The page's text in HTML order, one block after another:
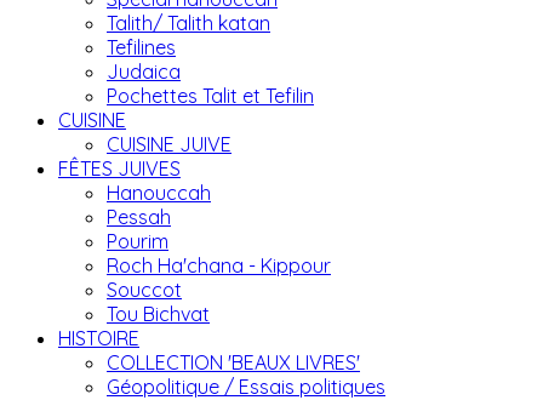
Talith/ Talith katan
Tefilines
Judaica
Pochettes Talit et Tefilin
CUISINE
CUISINE JUIVE
FÊTES JUIVES
Hanouccah
Pessah
Pourim
Roch Ha'chana - Kippour
Souccot
Tou Bichvat
HISTOIRE
COLLECTION 'BEAUX LIVRES'
Géopolitique / Essais politiques